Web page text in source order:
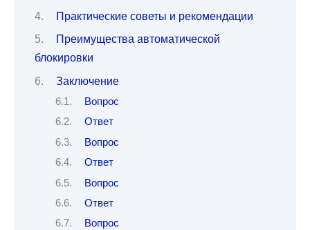
Практические советы и рекомендации
Преимущества автоматической
блокировки
Заключение
Вопрос
Ответ
Вопрос
Ответ
Вопрос
Ответ
Вопрос